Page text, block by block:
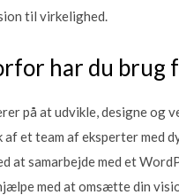
til virkelighed.
har du brug
på at udvikle, designe og
et team af eksperter med
at samarbejde med et
med at omsætte din